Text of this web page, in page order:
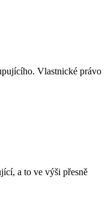
Vlastnické právo
a to ve výši přesně